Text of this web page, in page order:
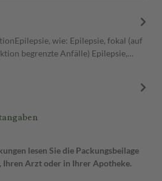
wie: Epilepsie, fokal (auf
begrenzte Anfälle) Epilepsie,…
lesen Sie die Packungsbeilage
Ihren Arzt oder in Ihrer Apotheke.